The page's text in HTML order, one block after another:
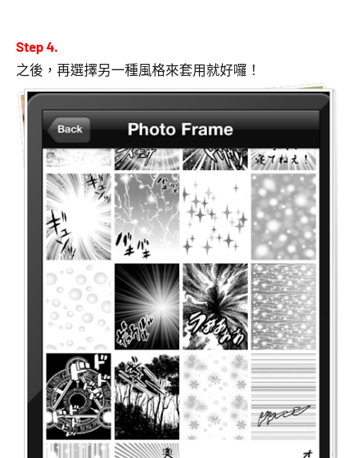
Step 4.
之後，再選擇另一種風格來套用就好囉！